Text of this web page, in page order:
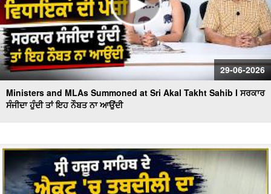
29-06-2026
Ministers and MLAs Summoned at Sri Akal Takht Sahib I ਸਰਕਾਰ
ਸੰਜੀਦਾ ਹੁੰਦੀ ਤਾਂ ਇਹ ਨੌਬਤ ਨਾ ਆਉਂਦੀ